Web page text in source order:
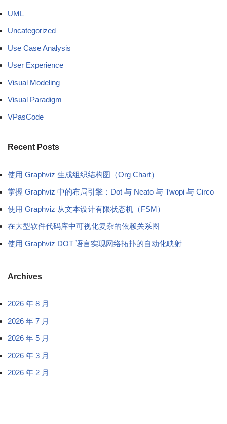
UML
Uncategorized
Use Case Analysis
User Experience
Visual Modeling
Visual Paradigm
VPasCode
Recent Posts
使用 Graphviz 生成组织结构图（Org Chart）
掌握 Graphviz 中的布局引擎：Dot 与 Neato 与 Twopi 与 Circo
使用 Graphviz 从文本设计有限状态机（FSM）
在大型软件代码库中可视化复杂的依赖关系图
使用 Graphviz DOT 语言实现网络拓扑的自动化映射
Archives
2026 年 8 月
2026 年 7 月
2026 年 5 月
2026 年 3 月
2026 年 2 月